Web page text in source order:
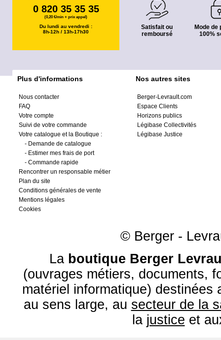
0 820 35 35 35
(0,20 €/min + prix appel)
Du lundi au vendredi :
8h-12h / 13h-17h30
Satisfait ou
remboursé
Mode de
100%
Plus d'informations
Nous contacter
FAQ
Votre compte
Suivi de votre commande
Votre catalogue et la Boutique :
- Demande de catalogue
- Estimer mes frais de port
- Commande rapide
Rencontrer un responsable métier
Plan du site
Conditions générales de vente
Mentions légales
Cookies
Nos autres sites
Berger-Levrault.com
Espace Clients
Horizons publics
Légibase Collectivités
Légibase Justice
© Berger -
La boutique Berger
(ouvrages métiers, documents,
matériel informatique) destinées
au sens large, au secteur de la
la justice et